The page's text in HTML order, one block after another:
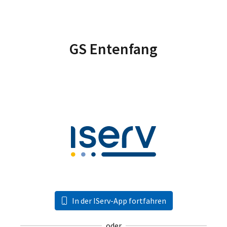
GS Entenfang
In der IServ-App fortfahren